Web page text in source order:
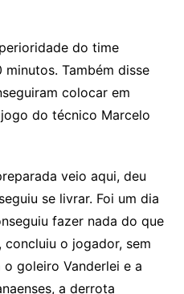
do time
Também disse
colocar em
do técnico Marcelo
veio aqui, deu
se livrar. Foi um dia
fazer nada do que
concluiu o jogador, sem
goleiro Vanderlei e a
a derrota